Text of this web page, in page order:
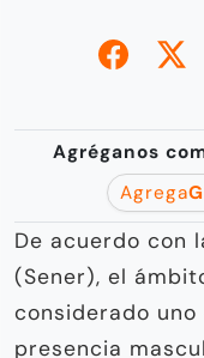
Agréganos
Agrega
De acuerdo con
(Sener), el
considerado
presencia